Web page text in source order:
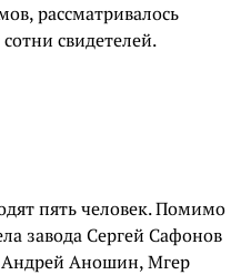
рассматривалось
свидетелей.
пять человек. Помимо
завода Сергей Сафонов
Аношин, Мгер